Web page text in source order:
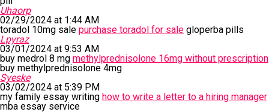
Uhaorp
02/29/2024 at 1:44 AM
toradol 10mg sale purchase toradol for sale gloperba pills
Lpyraz
03/01/2024 at 9:53 AM
buy medrol 8 mg methylprednisolone 16mg without prescription
buy methylprednisolone 4mg
Syeske
03/02/2024 at 5:39 PM
my family essay writing how to write a letter to a hiring manager
mba essay service